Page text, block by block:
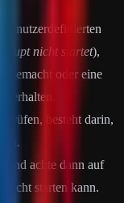
nicht startet),
gemacht oder eine
erhalten.
besteht darin,
und achte dann auf
nicht starten kann.